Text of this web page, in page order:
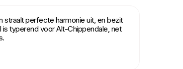
perfecte harmonie uit, en bezit
typerend voor Alt-Chippendale, net